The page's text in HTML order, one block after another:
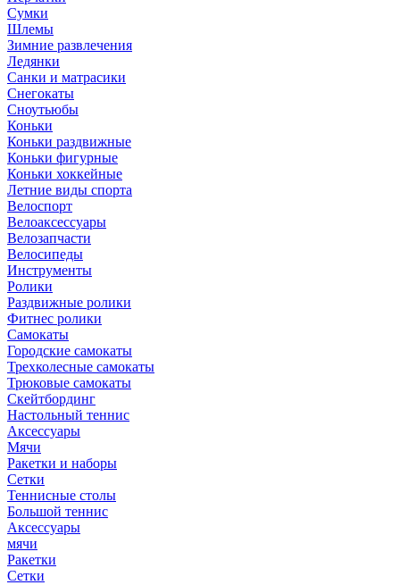
Сумки
Шлемы
Зимние развлечения
Ледянки
Санки и матрасики
Снегокаты
Сноутьюбы
Коньки
Коньки раздвижные
Коньки фигурные
Коньки хоккейные
Летние виды спорта
Велоспорт
Велоаксессуары
Велозапчасти
Велосипеды
Инструменты
Ролики
Раздвижные ролики
Фитнес ролики
Самокаты
Городские самокаты
Трехколесные самокаты
Трюковые самокаты
Скейтбординг
Настольный теннис
Аксессуары
Мячи
Ракетки и наборы
Сетки
Теннисные столы
Большой теннис
Аксессуары
мячи
Ракетки
Сетки